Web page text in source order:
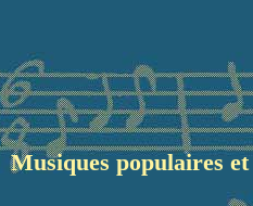
Musiques populaires